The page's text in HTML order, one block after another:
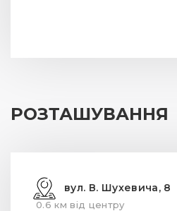
РОЗТАШУВАННЯ
вул. В. Шухевича, 8
0.6 км від центру